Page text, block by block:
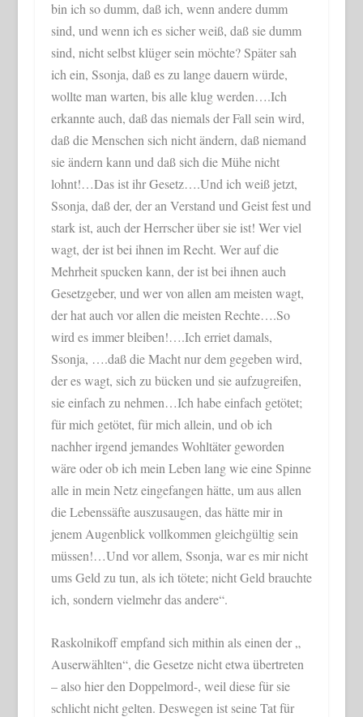
bin ich so dumm, daß ich, wenn andere dumm
sind, und wenn ich es sicher weiß, daß sie dumm
sind, nicht selbst klüger sein möchte? Später sah
ich ein, Ssonja, daß es zu lange dauern würde,
wollte man warten, bis alle klug werden….Ich
erkannte auch, daß das niemals der Fall sein wird,
daß die Menschen sich nicht ändern, daß niemand
sie ändern kann und daß sich die Mühe nicht
lohnt!…Das ist ihr Gesetz….Und ich weiß jetzt,
Ssonja, daß der, der an Verstand und Geist fest und
stark ist, auch der Herrscher über sie ist! Wer viel
wagt, der ist bei ihnen im Recht. Wer auf die
Mehrheit spucken kann, der ist bei ihnen auch
Gesetzgeber, und wer von allen am meisten wagt,
der hat auch vor allen die meisten Rechte….So
wird es immer bleiben!….Ich erriet damals,
Ssonja, ….daß die Macht nur dem gegeben wird,
der es wagt, sich zu bücken und sie aufzugreifen,
sie einfach zu nehmen…Ich habe einfach getötet;
für mich getötet, für mich allein, und ob ich
nachher irgend jemandes Wohltäter geworden
wäre oder ob ich mein Leben lang wie eine Spinne
alle in mein Netz eingefangen hätte, um aus allen
die Lebenssäfte auszusaugen, das hätte mir in
jenem Augenblick vollkommen gleichgültig sein
müssen!…Und vor allem, Ssonja, war es mir nicht
ums Geld zu tun, als ich tötete; nicht Geld brauchte
ich, sondern vielmehr das andere“.
Raskolnikoff empfand sich mithin als einen der „
Auserwählten“, die Gesetze nicht etwa übertreten
– also hier den Doppelmord-, weil diese für sie
schlicht nicht gelten. Deswegen ist seine Tat für